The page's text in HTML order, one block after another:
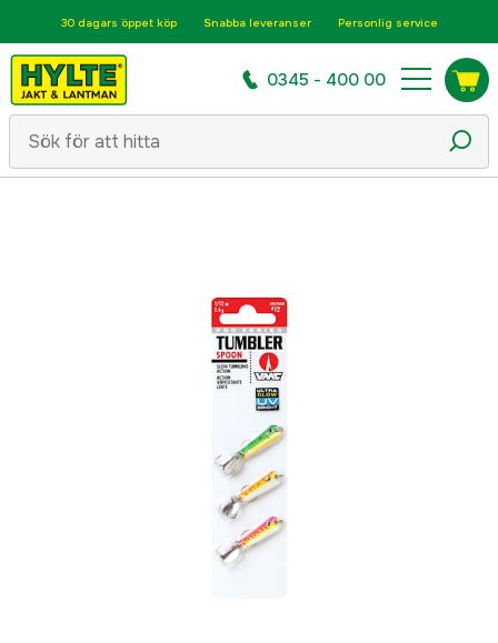
30 dagars öppet köp Snabba leveranser Personlig service
0345 - 400 00